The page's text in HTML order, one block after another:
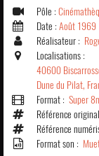
Pôle :
Date : Août 1969
Réalisateur :
Localisations :
40600
Dune du Pilat,
Format : Super
Référence
Référence
Format son :